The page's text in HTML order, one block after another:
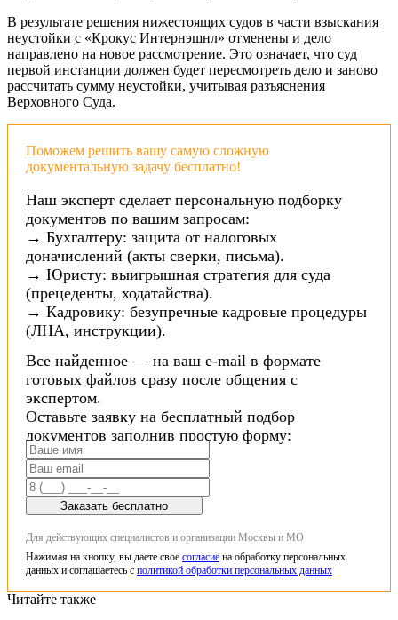
В результате решения нижестоящих судов в части взыскания
неустойки с «Крокус Интернэшнл» отменены и дело
направлено на новое рассмотрение. Это означает, что суд
первой инстанции должен будет пересмотреть дело и заново
рассчитать сумму неустойки, учитывая разъяснения
Верховного Суда.
Поможем решить вашу самую сложную
документальную задачу бесплатно!
Наш эксперт сделает персональную подборку
документов по вашим запросам:
→ Бухгалтеру: защита от налоговых
доначислений (акты сверки, письма).
→ Юристу: выигрышная стратегия для суда
(прецеденты, ходатайства).
→ Кадровику: безупречные кадровые процедуры
(ЛНА, инструкции).
Все найденное — на ваш e-mail в формате
готовых файлов сразу после общения с
экспертом.
Оставьте заявку на бесплатный подбор
документов заполнив простую форму:
Заказать бесплатно
Для действующих специалистов и организации Москвы и МО
Нажимая на кнопку, вы даете свое согласие на обработку персональных
данных и соглашаетесь с политикой обработки персональных данных
Читайте также